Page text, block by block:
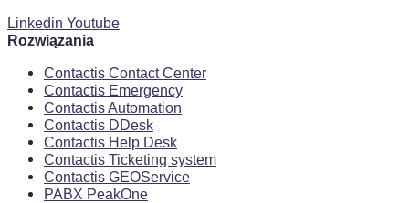
Linkedin Youtube
Rozwiązania
Contactis Contact Center
Contactis Emergency
Contactis Automation
Contactis DDesk
Contactis Help Desk
Contactis Ticketing system
Contactis GEOService
PABX PeakOne